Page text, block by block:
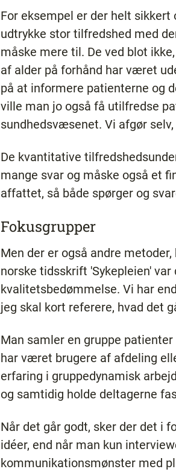
For eksempel er der helt
udtrykke stor tilfredshed med
måske mere til. De ved blot
af alder på forhånd har været
på at informere patienterne og
ville man jo også få utilfredse
sundhedsvæsenet. Vi afgør
De kvantitative
mange svar og måske også et
affattet, så både spørger og
Fokusgrupper
Men der er også andre
norske tidsskrift 'Sykepleien'
kvalitetsbedømmelse. Vi har
jeg skal kort referere, hvad det
Man samler en gruppe
har været brugere af afdeling
erfaring i gruppedynamisk
og samtidig holde deltagerne
Når det går godt, sker der det i
idéer, end når man kun
kommunikationsmønster med